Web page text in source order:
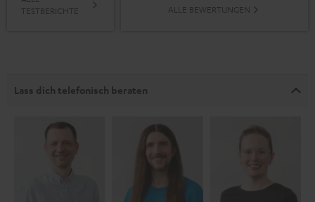
TESTBERICHTE
ALLE BEWERTUNGEN
Lass dich telefonisch beraten